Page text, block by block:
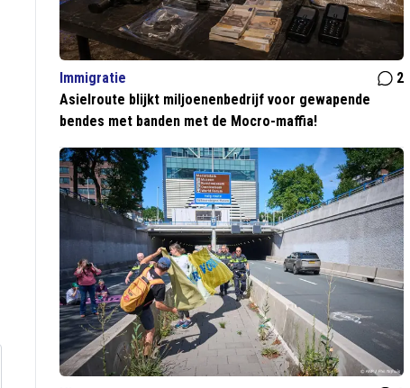
Immigratie
2
Asielroute blijkt miljoenenbedrijf voor gewapende
bendes met banden met de Mocro-maffia!